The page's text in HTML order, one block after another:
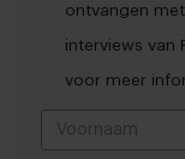
ontvangen
interviews van
voor meer